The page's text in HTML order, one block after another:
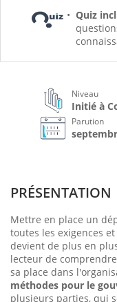
Quiz
Niveau
Initié à
Parution
PRÉSENTATION
Mettre en place un
toutes les exigences
devient de plus en
lecteur de comprendre
sa place dans
méthodes pour le
plusieurs parties, qui